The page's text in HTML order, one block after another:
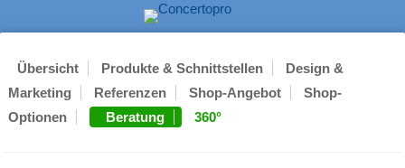
Übersicht Produkte & Schnittstellen
Design &
Marketing
Referenzen Shop-Angebot
Shop-
Optionen
Beratung 360°